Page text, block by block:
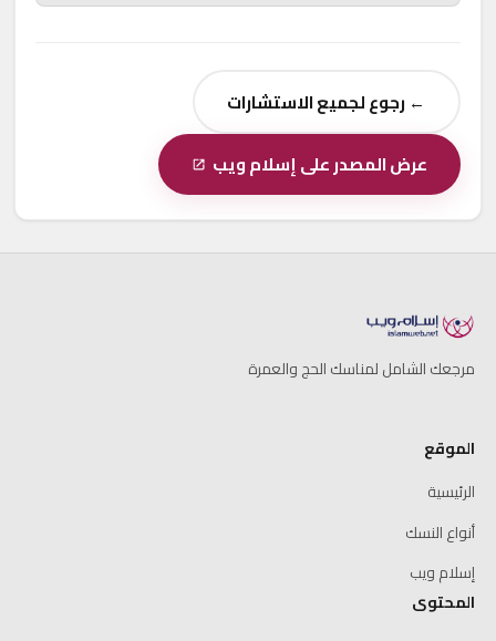
← رجوع لجميع الاستشارات
عرض المصدر على إسلام ويب
مرجعك الشامل لمناسك الحج والعمرة
الموقع
الرئيسية
أنواع النسك
إسلام ويب
المحتوى